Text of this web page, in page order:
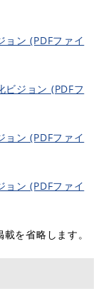
ョン (PDFファイ
ビジョン (PDFフ
ョン (PDFファイ
ョン (PDFファイ
を省略します。